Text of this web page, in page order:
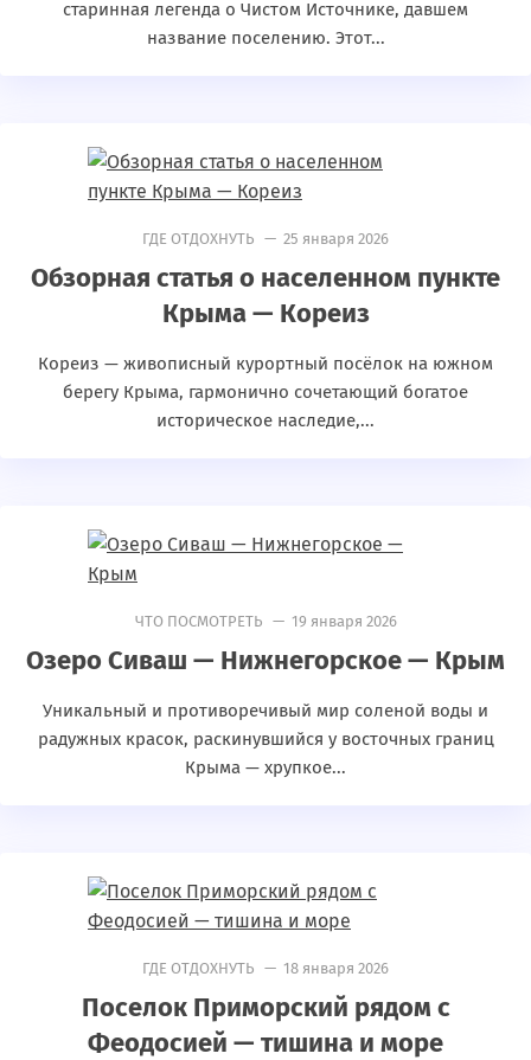
старинная легенда о Чистом Источнике, давшем
название поселению. Этот...
ГДЕ ОТДОХНУТЬ — 25 января 2026
Обзорная статья о населенном пункте
Крыма — Кореиз
Кореиз — живописный курортный посёлок на южном
берегу Крыма, гармонично сочетающий богатое
историческое наследие,...
ЧТО ПОСМОТРЕТЬ— 19 января 2026
Озеро Сиваш — Нижнегорское — Крым
Уникальный и противоречивый мир соленой воды и
радужных красок, раскинувшийся у восточных границ
Крыма — хрупкое...
ГДЕ ОТДОХНУТЬ — 18 января 2026
Поселок Приморский рядом с
Феодосией — тишина и море